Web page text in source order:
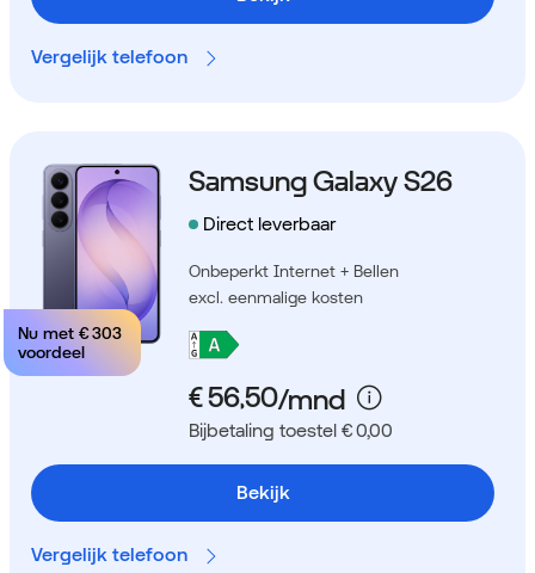
Vergelijk telefoon
Nu met € 303
voordeel
Samsung Galaxy S26
Direct leverbaar
Onbeperkt Internet + Bellen
excl. eenmalige kosten
Bijbetaling toestel € 0,00
Bekijk
Vergelijk telefoon